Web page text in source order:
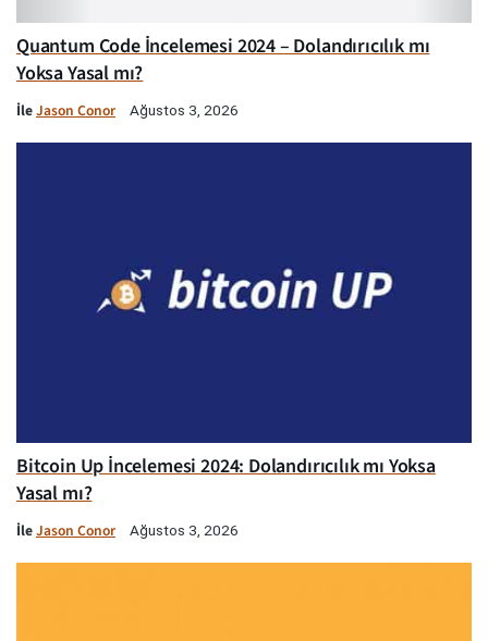
Quantum Code İncelemesi 2024 – Dolandırıcılık mı
Yoksa Yasal mı?
İleJason Conor Ağustos 3, 2026
Bitcoin Up İncelemesi 2024: Dolandırıcılık mı Yoksa
Yasal mı?
İleJason Conor Ağustos 3, 2026